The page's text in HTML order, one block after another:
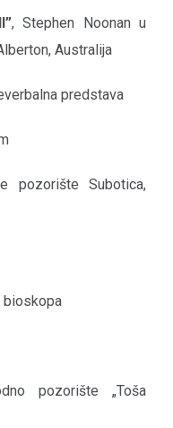
, Stephen Noonan u
Australija
predstava
pozorište Subotica,
bioskopa
pozorište „Toša